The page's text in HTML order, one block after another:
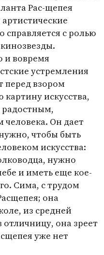
Рас-щепея
справляется с ролью
и вовремя
устремления
перед взором
искусства,
радостным,
человека. Он дает
чтобы быть
искусства:
нужно
и иметь еще кое-
Сима, с трудом
она
из средней
она зреет
уже нет